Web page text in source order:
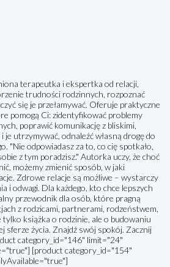
terapeutka i ekspertka od relacji,
trudności rodzinnych, rozpoznać
się je przełamywać. Oferuje praktyczne
pomogą Ci: zidentyfikować problemy
poprawić komunikację z bliskimi,
je utrzymywać, odnaleźć własną drogę do
"Nie odpowiadasz za to, co cię spotkało,
z tym poradzisz." Autorka uczy, że choć
możemy zmienić sposób, w jaki
Zdrowe relacje są możliwe – wystarczy
i odwagi. Dla każdego, kto chce lepszych
przewodnik dla osób, które pragną
z rodzicami, partnerami, rodzeństwem,
tylko książka o rodzinie, ale o budowaniu
sferze życia. Znajdź swój spokój. Zacznij
category_id="146" limit="24"
[product category_id="154"